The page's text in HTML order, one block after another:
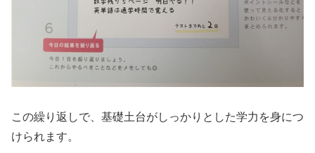
この繰り返しで、基礎土台がしっかりとした学力を身につ
けられます。